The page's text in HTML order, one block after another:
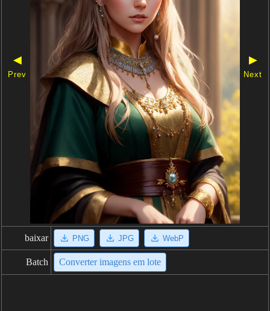
◀
Prev
▶
Next
baixar PNG JPG WebP
Batch Converter imagens em lote